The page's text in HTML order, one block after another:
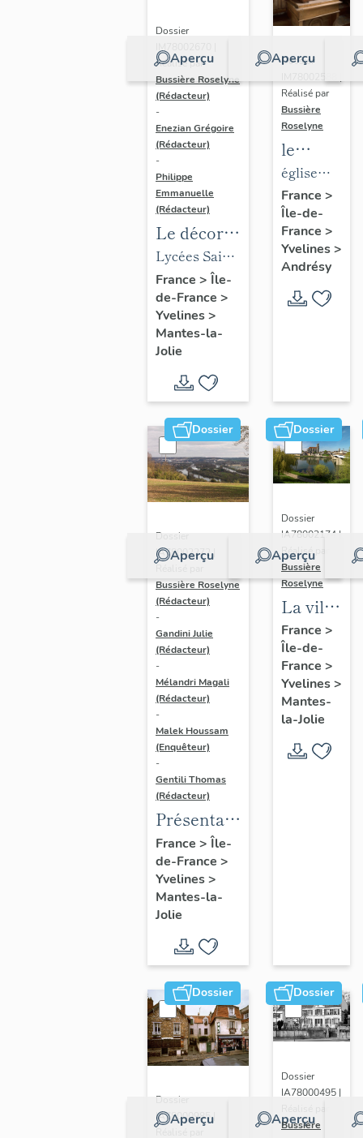
Aperçu
Dossier
IM78002670 |
Réalisé par
Bussière Roselyne
(Rédacteur)
-
Enezian Grégoire
(Rédacteur)
-
Philippe
Emmanuelle
(Rédacteur)
Le décor
des lycées
de Mantes
Lycées Saint-
Exupéry et
Jean Rostand
France > Île-
de-France >
Yvelines>
Mantes-la-
Jolie
Aperçu
Dossier
Réalisé par
Bussière
Roselyne
le
mobilier
de
l'église
Saint-
Germain-
de-
Paris
église
paroissiale
Saint-
Germain
France >
Île-de-
France >
Yvelines>
Andrésy
Dossier
Aperçu
Dossier
IA78002272 |
Bussière Roselyne
(Rédacteur)
-
Gandini Julie
(Rédacteur)
-
Mélandri Magali
(Rédacteur)
-
Malek Houssam
(Enquêteur)
-
Gentili Thomas
(Rédacteur)
Présentation
de l'étude
France > Île-
de-France >
Yvelines>
Mantes-la-
Jolie
Dossier
Aperçu
Dossier
IA78002174 |
Réalisé par
Bussière
Roselyne
La ville
de
Mantes-
la-Jolie
France >
Île-de-
France >
Yvelines>
Mantes-
la-Jolie
Dossier
Aperçu
Dossier
IA78000985 |
Dossier
Aperçu
Dossier
IA78000495 |
Bussière